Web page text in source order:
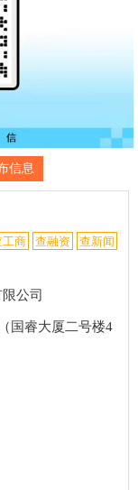
信息
公司
国睿大厦二号楼4